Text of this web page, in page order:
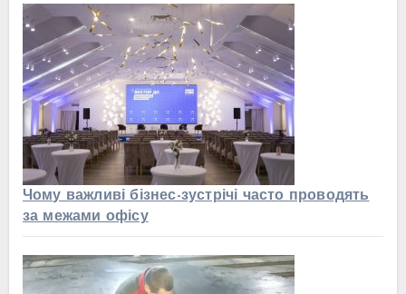
Чому важливі бізнес-зустрічі часто проводять
за межами офісу